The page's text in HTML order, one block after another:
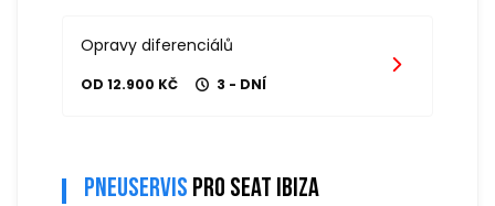
Opravy diferenciálů
OD 12.900 KČ 3 - DNÍ
Pneuservis pro seat ibiza